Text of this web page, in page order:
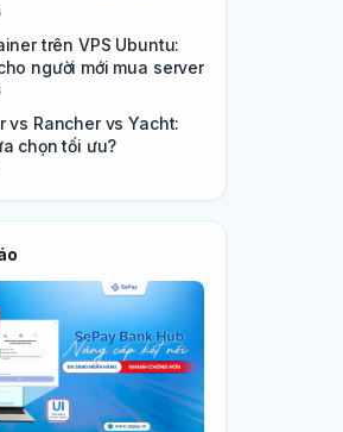
trên VPS Ubuntu:
người mới mua server
vs Rancher vs Yacht:
chọn tối ưu?